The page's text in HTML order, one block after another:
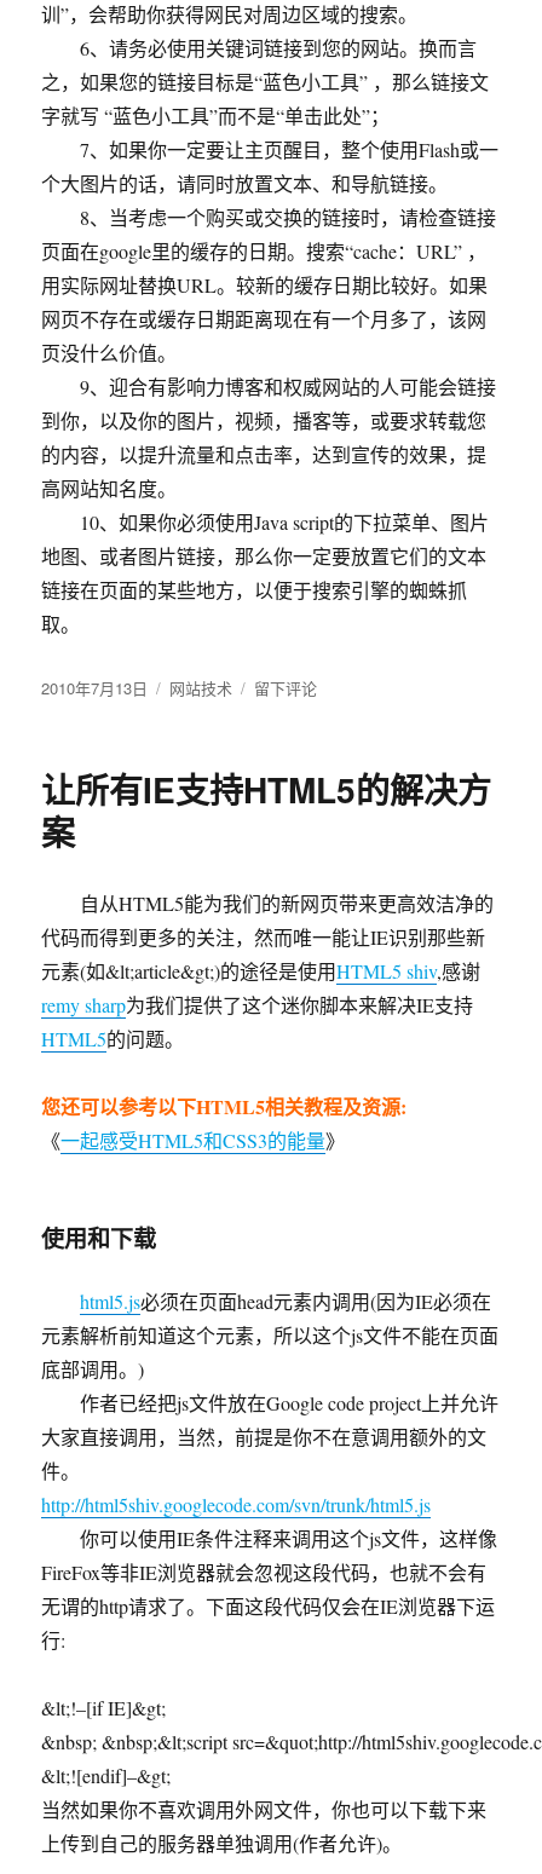
训”，会帮助你获得网民对周边区域的搜索。
6、请务必使用关键词链接到您的网站。换而言
之，如果您的链接目标是“蓝色小工具” ，那么链接文
字就写 “蓝色小工具”而不是“单击此处”；
7、如果你一定要让主页醒目，整个使用Flash或一
个大图片的话，请同时放置文本、和导航链接。
8、当考虑一个购买或交换的链接时，请检查链接
页面在google里的缓存的日期。搜索“cache：URL” ，
用实际网址替换URL。较新的缓存日期比较好。如果
网页不存在或缓存日期距离现在有一个月多了，该网
页没什么价值。
9、迎合有影响力博客和权威网站的人可能会链接
到你，以及你的图片，视频，播客等，或要求转载您
的内容，以提升流量和点击率，达到宣传的效果，提
高网站知名度。
10、如果你必须使用Java script的下拉菜单、图片
地图、或者图片链接，那么你一定要放置它们的文本
链接在页面的某些地方，以便于搜索引擎的蜘蛛抓
取。
发
2010年7月13日
分
网站技术
于
用
技
巧
留下评论
让所有IE支持HTML5的解决方
案
自从HTML5能为我们的新网页带来更高效洁净的
代码而得到更多的关注，然而唯一能让IE识别那些新
元素(如&lt;article&gt;)的途径是使用HTML5 shiv,感谢
remy sharp为我们提供了这个迷你脚本来解决IE支持
HTML5的问题。
您还可以参考以下HTML5相关教程及资源:
《一起感受HTML5和CSS3的能量》
使用和下载
html5.js必须在页面head元素内调用(因为IE必须在
元素解析前知道这个元素，所以这个js文件不能在页面
底部调用。)
作者已经把js文件放在Google code project上并允许
大家直接调用，当然，前提是你不在意调用额外的文
件。
http://html5shiv.googlecode.com/svn/trunk/html5.js
你可以使用IE条件注释来调用这个js文件，这样像
FireFox等非IE浏览器就会忽视这段代码，也就不会有
无谓的http请求了。下面这段代码仅会在IE浏览器下运
行:
&lt;!–[if IE]&gt;
&nbsp; &nbsp;&lt;script src=&quot;http://
&lt;![endif]–&gt;
当然如果你不喜欢调用外网文件，你也可以下载下来
上传到自己的服务器单独调用(作者允许)。